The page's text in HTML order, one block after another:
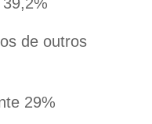
de outros
29%